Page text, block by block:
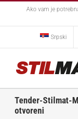
Ako vam je
Srpski
Tender-Stilmat-
otvoreni